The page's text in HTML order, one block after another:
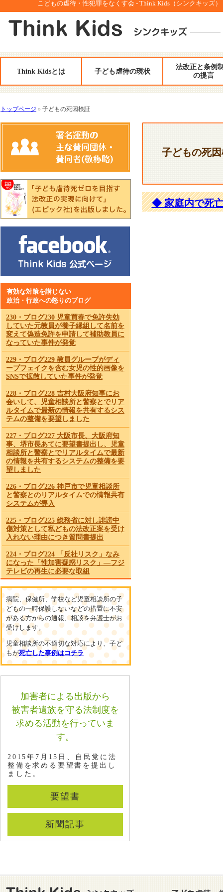
こどもの虐待・性犯罪をなくす会 - Think Kids（シンクキッズ）
Think Kidsとは 子ども虐待の現状
法改正と条例
の提言
トップページ » 子どもの死因検証
有効な対策を講じない
政治・行政への怒りのブログ
230・ブログ230 児童買春で免許失効
していた元教員が養子縁組して名前を
変えて偽造免許を申請して補助教員に
なっていた事件が発覚
229・ブログ229 教員グループがディ
ープフェイクを含む女児の性的画像を
SNSで拡散していた事件が発覚
228・ブログ228 吉村大阪府知事にお
会いして、児童相談所と警察とでリア
ルタイムで最新の情報を共有するシス
テムの整備を要望しました
227・ブログ227 大阪市長、大阪府知
事、堺市長あてに要望書提出し、児童
相談所と警察とでリアルタイムで最新
の情報を共有するシステムの整備を要
望しました
226・ブログ226 神戸市で児童相談所
と警察とのリアルタイムでの情報共有
システムが導入
225・ブログ225 総務省に対し誹謗中
傷対策として私どもの法改正案を受け
入れない理由につき質問書提出
224・ブログ224 「反社リスク」なみ
になった「性加害疑惑リスク」―フジ
テレビの再生に必要な取組
223・ブログ223 国は直ちにSNSによる
誹謗中傷防止のため有効な法整備を
222・ブログ222 緊急に必要なテレビ
局における自社女性社員を守るための
施策とSNSによる誹謗中傷防止対策
221・ブログ221 兵庫県で児童相談所
と警察がリアルタイムで虐待情報を共
有するシステムの運用が開始されまし
220・ブログ220 東京都で児童相談所
と警察とのリアルタイムでの情報共有
システムが来年度から運用されること
になりました
219・ブログ219 愛知県で児童相談所
と警察とのリアルタイムでの情報共有
なりました
218・ブログ218 愛知県の大村知事と
の再発防止のため児童相談所と警察と
のリアルタイムでの情報共有システム
の整備を要望しました
217・ブログ217 共同親権導入に際し
判断できる体制」の整備が是非とも必
進、さらなる改善求め要望書提出
病院、保健所、学校など児童相談所の子
どもの一時保護しないなどの措置に不安
がある方からの通報、相談を弁護士がお
受けします。
児童相談所の不適切な対応により、子ど
もが死亡した事例はコチラ
加害者による出版から
被害者遺族を守る法制度を
求める活動を行っていま
す。
2015年7月15日、自民党に法
整備を求める要望書を提出し
ました。
要望書
新聞記事
子どもの死
◆ 家庭内で死